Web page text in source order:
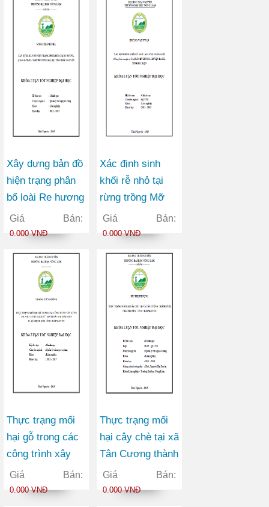
Xây dựng bản đồ
hiện trạng phân
bố loài Re hương
(Cinnamomum
parthennoxylon)
Nguyên
Giá Bán:
0.000 VNĐ
Xác định sinh
khối rễ nhỏ tại
rừng trồng Mỡ
(Manglietia
conifera) tại xã
huyện Ba Bể tỉnh
Bắc Kạn
Giá Bán:
0.000 VNĐ
Thực trạng mối
hại gỗ trong các
công trình xây
dựng tại khu di
tích lịch sử - sinh
Giá Bán:
0.000 VNĐ
Thực trạng mối
hại cây chè tại xã
Tân Cương thành
phố Thái Nguyên
tỉnh Thái Nguyên
Giá Bán:
0.000 VNĐ